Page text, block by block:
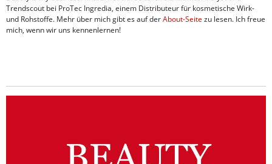
Trendscout bei ProTec Ingredia, einem Distributeur für kosmetische Wirk-
und Rohstoffe. Mehr über mich gibt es auf derAbout-Seite zu lesen. Ich freue
mich, wenn wir uns kennenlernen!